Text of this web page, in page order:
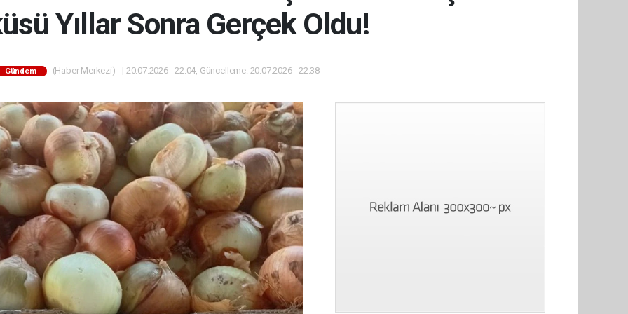
Yıllar Sonra Gerçek Oldu!
Gündem (Haber Merkezi) - | 20.07.2026 - 22:04, Güncelleme: 20.07.2026 - 22:38